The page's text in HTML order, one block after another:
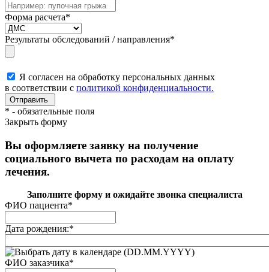
Форма расчета*
Результаты обследований / направления*
Я согласен на обработку персональных данных
в соответствии с политикой конфиденциальности.
* - обязательные поля
Закрыть форму
Вы оформляете заявку на получение
социального вычета по расходам на оплату
лечения.
Заполните форму и ожидайте звонка специалиста
ФИО пациента*
Дата рождения:*
(DD.MM.YYYY)
ФИО заказчика*